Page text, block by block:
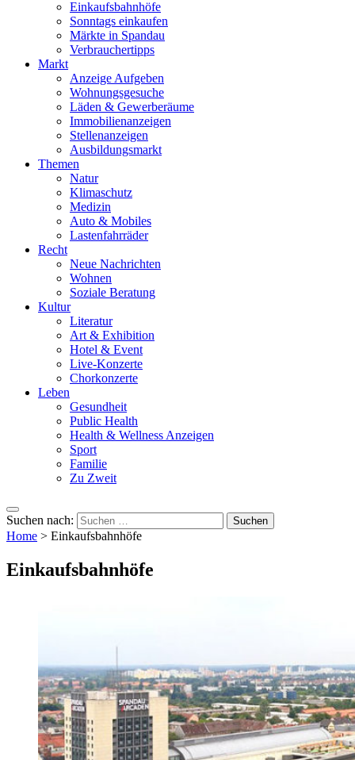
Einkaufsbahnhöfe
Sonntags einkaufen
Märkte in Spandau
Verbrauchertipps
Markt
Anzeige Aufgeben
Wohnungsgesuche
Läden & Gewerberäume
Immobilienanzeigen
Stellenanzeigen
Ausbildungsmarkt
Themen
Natur
Klimaschutz
Medizin
Auto & Mobiles
Lastenfahrräder
Recht
Neue Nachrichten
Wohnen
Soziale Beratung
Kultur
Literatur
Art & Exhibition
Hotel & Event
Live-Konzerte
Chorkonzerte
Leben
Gesundheit
Public Health
Health & Wellness Anzeigen
Sport
Familie
Zu Zweit
Suchen nach:
Home > Einkaufsbahnhöfe
Einkaufsbahnhöfe